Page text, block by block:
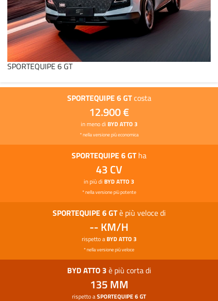
SPORTEQUIPE 6 GT
SPORTEQUIPE 6 GTcosta
12.900 €
in meno di BYD ATTO 3
* nella versione più economica
SPORTEQUIPE 6 GTha
43 CV
in più di BYD ATTO 3
* nella versione più potente
SPORTEQUIPE 6 GTè più veloce di
-- KM/H
rispetto aBYD ATTO 3
* nella versione più veloce
BYD ATTO 3 è più corta di
135 MM
rispetto aSPORTEQUIPE 6 GT